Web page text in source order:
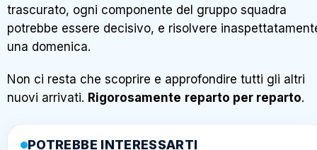
trascurato, ogni componente del gruppo squadra
potrebbe essere decisivo, e risolvere
una domenica.
Non ci resta che scoprire e approfondire tutti gli altri
nuovi arrivati. Rigorosamente reparto per reparto.
POTREBBE INTERESSARTI